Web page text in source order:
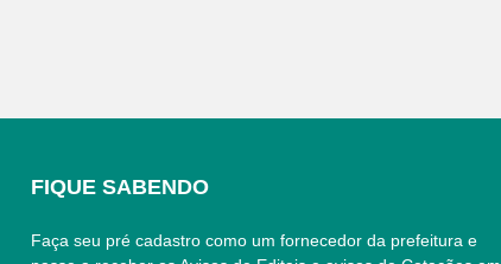
FIQUE SABENDO
Faça seu pré cadastro como um fornecedor da prefeitura e